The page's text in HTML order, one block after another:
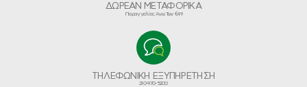
ΔΩΡΕΑΝ ΜΕΤΑΦΟΡΙΚΑ
Παραγγελίες Άνω Των €49
ΤΗΛΕΦΩΝΙΚΗ ΕΞΥΠΗΡΕΤΗΣΗ
210-970-5200